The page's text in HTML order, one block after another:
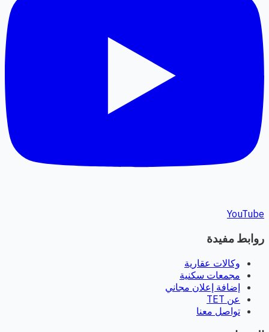
YouTube
روابط مفيدة
وكالات عقارية
مجمعات سكنية
إضافة إعلان مجاني
عن TET
تواصل معنا